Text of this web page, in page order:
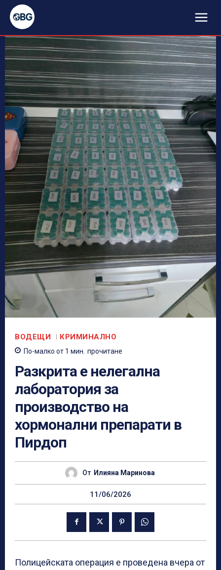
ВОДЕЩИ КРИМИНАЛНО
По-малко от 1 мин. прочитане
Разкрита е нелегална
лаборатория за
производство на
хормонални препарати в
Пирдоп
От Илияна Маринова
11/06/2026
Полицейската операция е проведена вчера от